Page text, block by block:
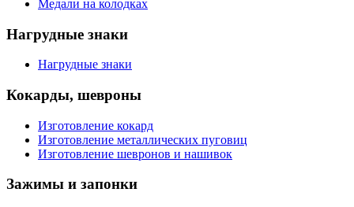
Медали на колодках
Нагрудные знаки
Нагрудные знаки
Кокарды, шевроны
Изготовление кокард
Изготовление металлических пуговиц
Изготовление шевронов и нашивок
Зажимы и запонки